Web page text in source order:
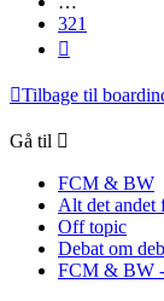
321
Tilbage til
Gå til
FCM & BW
Alt det andet
Off topic
Debat om
FCM & BW